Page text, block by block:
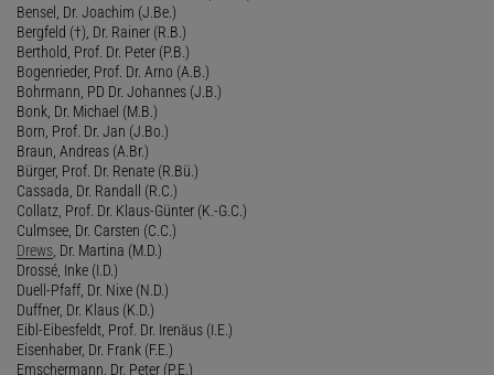
Bensel, Dr. Joachim (J.Be.)
Bergfeld (†), Dr. Rainer (R.B.)
Berthold, Prof. Dr. Peter (P.B.)
Bogenrieder, Prof. Dr. Arno (A.B.)
Bohrmann, PD Dr. Johannes (J.B.)
Bonk, Dr. Michael (M.B.)
Born, Prof. Dr. Jan (J.Bo.)
Braun, Andreas (A.Br.)
Bürger, Prof. Dr. Renate (R.Bü.)
Cassada, Dr. Randall (R.C.)
Collatz, Prof. Dr. Klaus-Günter (K.-G.C.)
Culmsee, Dr. Carsten (C.C.)
Drews , Dr. Martina (M.D.)
Drossé, Inke (I.D.)
Duell-Pfaff, Dr. Nixe (N.D.)
Duffner, Dr. Klaus (K.D.)
Eibl-Eibesfeldt, Prof. Dr. Irenäus (I.E.)
Eisenhaber, Dr. Frank (F.E.)
Emschermann, Dr. Peter (P.E.)